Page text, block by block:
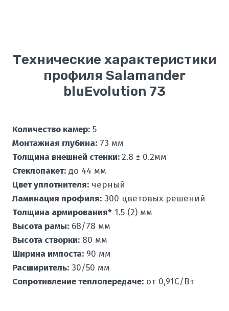
Технические характеристики
профиля Salamander
bluEvolution 73
Количество камер: 5
Монтажная глубина: 73 мм
Толщина внешней стенки: 2.8 ± 0.2мм
Стеклопакет: до 44 мм
Цвет уплотнителя: черный
Ламинация профиля: 300 цветовых решений
Толщина армирования* 1.5 (2) мм
Высота рамы: 68/78 мм
Высота створки: 80 мм
Ширина импоста: 90 мм
Расширитель: 30/50 мм
Сопротивление теплопередаче: от 0,91С/Вт